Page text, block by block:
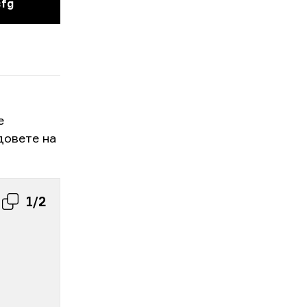
на
1/2